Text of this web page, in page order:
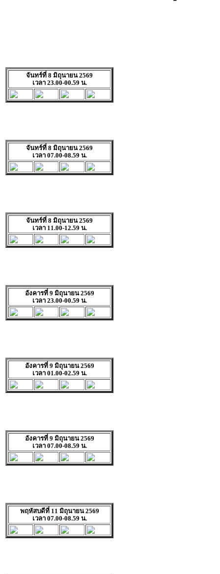
จันทร์ที่ 8 มิถุนายน 2569
เวลา 23.00-00.59 น.
จันทร์ที่ 8 มิถุนายน 2569
เวลา 07.00-08.59 น.
จันทร์ที่ 8 มิถุนายน 2569
เวลา 11.00-12.59 น.
อังคารที่ 9 มิถุนายน 2569
เวลา 23.00-00.59 น.
อังคารที่ 9 มิถุนายน 2569
เวลา 01.00-02.59 น.
อังคารที่ 9 มิถุนายน 2569
เวลา 07.00-08.59 น.
พฤหัสบดีที่ 11 มิถุนายน 2569
เวลา 07.00-08.59 น.